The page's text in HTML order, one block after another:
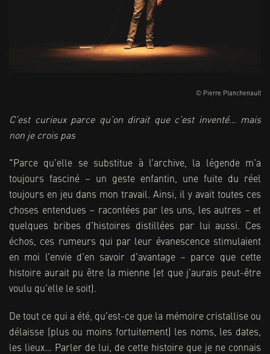
© Pierre Planchenault
C’est curieux parce qu’on dirait que c’est inventé… mais
non je crois pas
"Parce qu’elle se substitue à l’archive, la légende m’a
toujours fasciné – un geste enfantin, une fuite du réel
toujours en jeu dans mon travail. Ainsi, il y avait toutes ces
choses entendues – racontées par les uns, les autres – et
quelques bribes d’histoires distillées par lui aussi. Ces
échos, ces rumeurs qui par leur évanescence stimulaient
en moi l’envie d’en savoir d’avantage – parce que cette
histoire aurait pu être la mienne (et que j’aurais peut-être
voulu qu’elle le soit).
De tout ce qui a été, qu’est-ce que la mémoire cristallise ou
délaisse (plus ou moins fortuitement) les noms, les dates,
les lieux… Parler de lui, de cette histoire que je ne connais